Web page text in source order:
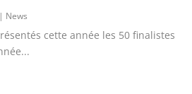
| News
cette année les 50 finalistes